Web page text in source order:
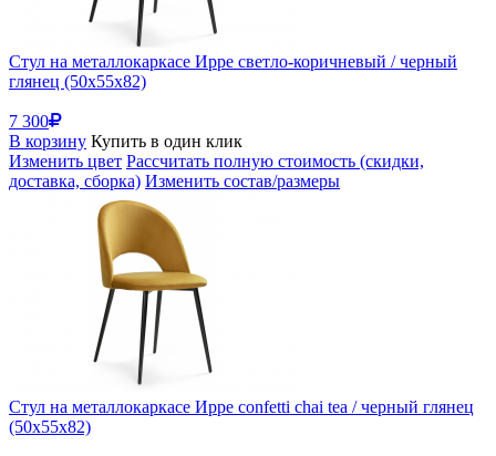
Стул на металлокаркасе Ирре светло-коричневый / черный
глянец (50x55x82)
7 300
В корзину Купить в один клик
Изменить цвет Рассчитать полную стоимость (скидки,
доставка, сборка) Изменить состав/размеры
Стул на металлокаркасе Ирре confetti chai tea / черный глянец
(50x55x82)